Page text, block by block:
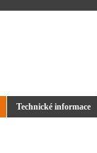
Technické informace